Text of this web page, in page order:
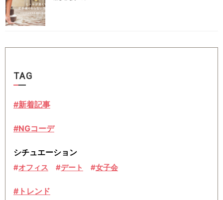
TAG
#新着記事
#NGコーデ
シチュエーション
オフィス デート 女子会
#トレンド